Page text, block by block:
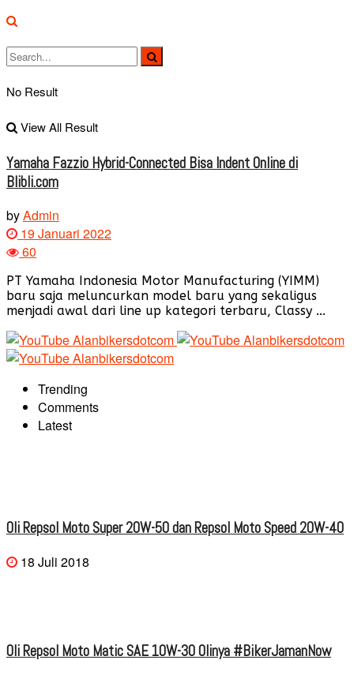
No Result
View All Result
Yamaha Fazzio Hybrid-Connected Bisa Indent Online di
Blibli.com
byAdmin
19 Januari 2022
60
PT Yamaha Indonesia Motor Manufacturing (YIMM)
baru saja meluncurkan model baru yang sekaligus
menjadi awal dari line up kategori terbaru, Classy ...
Trending
Comments
Latest
Oli Repsol Moto Super 20W-50 dan Repsol Moto Speed 20W-40
18 Juli 2018
Oli Repsol Moto Matic SAE 10W-30 Olinya #BikerJamanNow